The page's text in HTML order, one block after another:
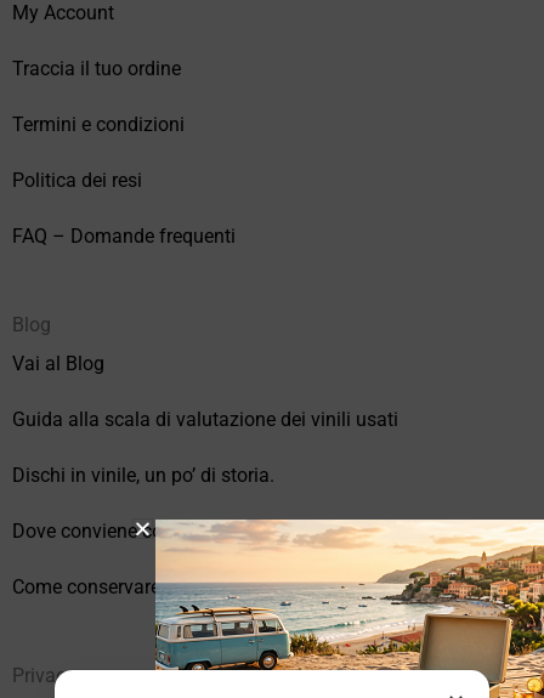
My Account
Traccia il tuo ordine
Termini e condizioni
Politica dei resi
FAQ – Domande frequenti
Blog
Vai al Blog
Guida alla scala di valutazione dei vinili usati
Dischi in vinile, un po’ di storia.
Dove conviene comprare vinili online?
Come conservare correttamente i vinili usati
Privacy